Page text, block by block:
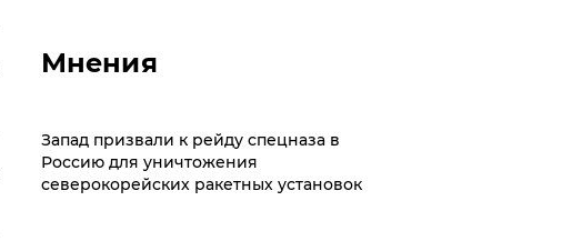
Мнения
Запад призвали к рейду спецназа в
Россию для уничтожения
северокорейских ракетных установок